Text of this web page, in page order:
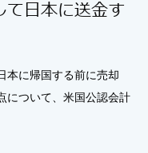
て日本に送金す
本に帰国する前に売却
について、米国公認会計